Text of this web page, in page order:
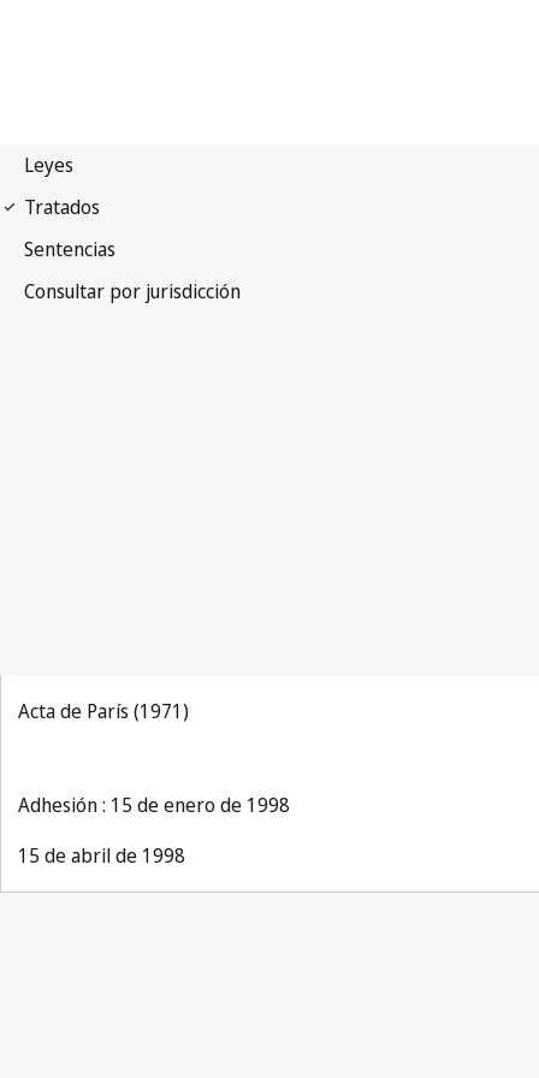
Acta de París (1971)
Adhesión : 15 de enero de 1998
15 de abril de 1998